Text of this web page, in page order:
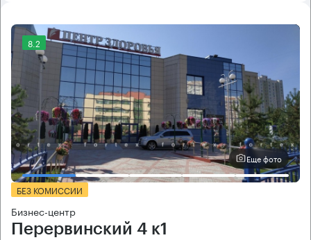
8.2
Еще фото
БЕЗ КОМИССИИ
Бизнес-центр
Перервинский 4 к1